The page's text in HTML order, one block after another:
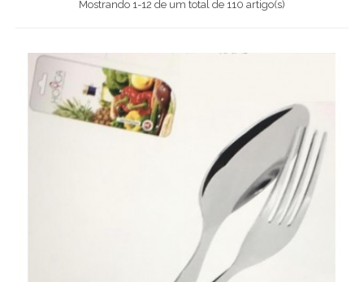
Mostrando 1-12 de um total de 110 artigo(s)